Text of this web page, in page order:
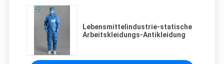
Lebensmittelindustrie-statische
Arbeitskleidungs-Antikleidung